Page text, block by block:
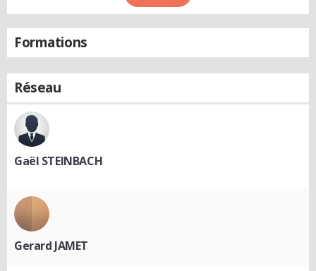
Formations
Réseau
Gaël STEINBACH
Gerard JAMET